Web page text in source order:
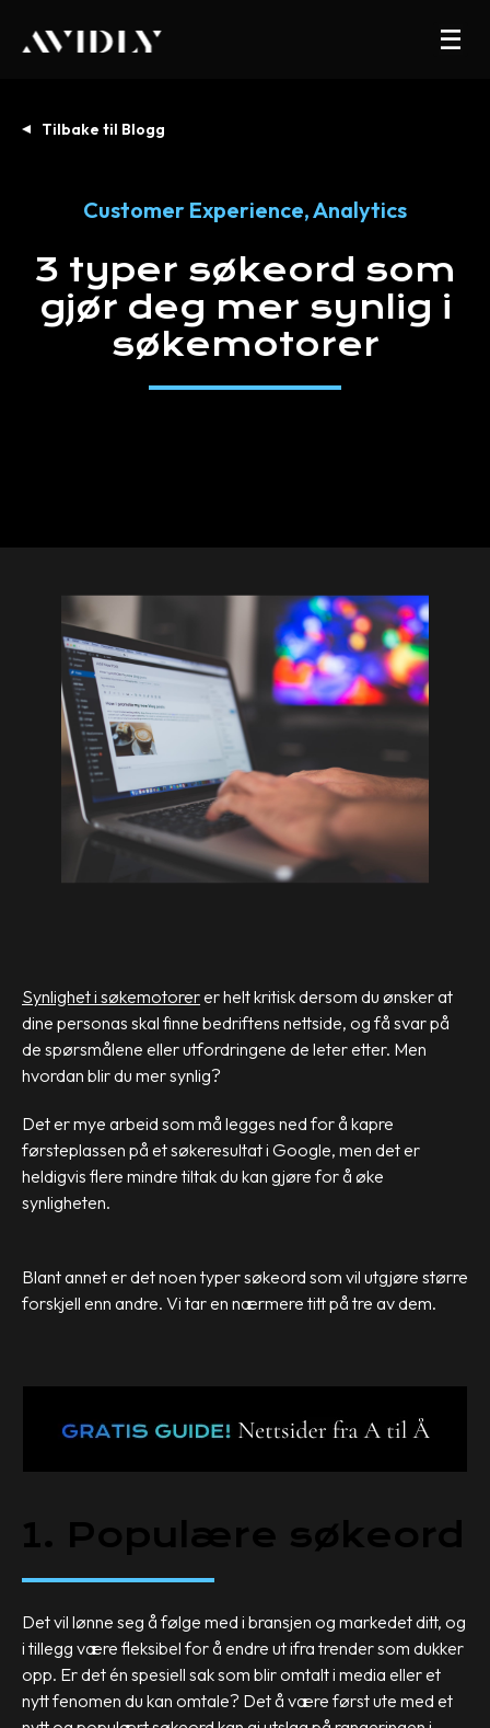
Tilbake til Blogg
Customer Experience,Analytics
3 typer søkeord som
gjør deg mer synlig i
søkemotorer
Synlighet i søkemotorerer helt kritisk dersom du ønsker at
dine personas skal finne bedriftens nettside, og få svar på
de spørsmålene eller utfordringene de leter etter. Men
hvordan blir du mer synlig?
Det er mye arbeid som må legges ned for å kapre
førsteplassen på et søkeresultat i Google, men det er
heldigvis flere mindre tiltak du kan gjøre for å øke
synligheten.
Blant annet er det noen typer søkeord som vil utgjøre større
forskjell enn andre. Vi tar en nærmere titt på tre av dem.
1. Populære søkeord
Det vil lønne seg å følge med i bransjen og markedet ditt, og
i tillegg være fleksibel for å endre ut ifra trender som dukker
opp. Er det én spesiell sak som blir omtalt i media eller et
nytt fenomen du kan omtale? Det å være først ute med et